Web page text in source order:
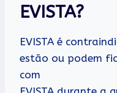
EVISTA?
EVISTA é
estão ou podem
com